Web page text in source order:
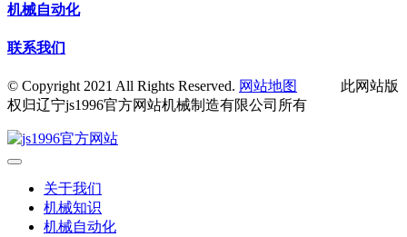
机械自动化
联系我们
© Copyright 2021 All Rights Reserved. 网站地图
此网站版
权归辽宁js1996官方网站机械制造有限公司所有
关于我们
机械知识
机械自动化